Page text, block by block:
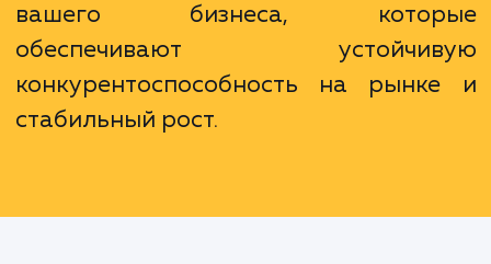
Наши чат-боты - это не
программы, это цифровые
которые работают на вас и
клиентов, делая ваш бизнес